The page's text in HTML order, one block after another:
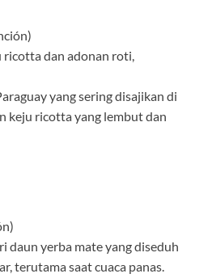
dan adonan roti,
yang sering disajikan di
keju ricotta yang lembut dan
daun yerba mate yang diseduh
terutama saat cuaca panas.